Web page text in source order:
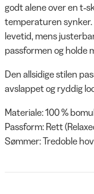
godt alene over en
temperaturen
levetid, mens
passformen og holde
Den allsidige stilen
avslappet og ryddig
Materiale: 100 %
Passform: Rett
Sømmer: Tredoble